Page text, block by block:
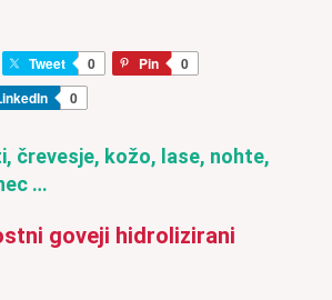
Tweet 0 Pin
0
0
črevesje, kožo, lase, nohte,
…
goveji hidrolizirani